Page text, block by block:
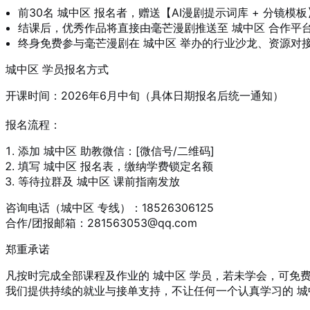
前30名 城中区 报名者，赠送【AI漫剧提示词库 + 分镜模板
结课后，优秀作品将直接由毫芒漫剧推送至 城中区 合作平
终身免费参与毫芒漫剧在 城中区 举办的行业沙龙、资源对
城中区 学员报名方式
开课时间：2026年6月中旬（具体日期报名后统一通知）
报名流程：
添加 城中区 助教微信：[微信号/二维码]
填写 城中区 报名表，缴纳学费锁定名额
等待拉群及 城中区 课前指南发放
咨询电话（城中区 专线）：18526306125
合作/团报邮箱：281563053@qq.com
郑重承诺
凡按时完成全部课程及作业的 城中区 学员，若未学会，可免
我们提供持续的就业与接单支持，不让任何一个认真学习的